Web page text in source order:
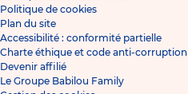
Politique de cookies
Plan du site
Accessibilité : conformité partielle
Charte éthique et code anti-corruption
Devenir affilié
Le Groupe Babilou Family